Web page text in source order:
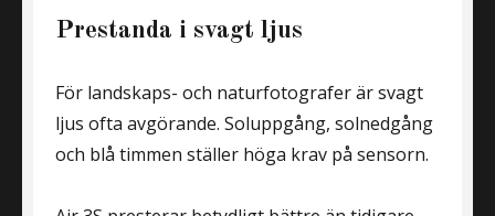
Prestanda i svagt ljus
För landskaps- och naturfotografer är svagt
ljus ofta avgörande. Soluppgång, solnedgång
och blå timmen ställer höga krav på sensorn.